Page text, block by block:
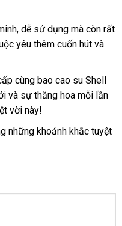
dễ sử dụng mà còn rất
yêu thêm cuốn hút và
cùng bao cao su Shell
và sự thăng hoa mỗi lần
vời này!
những khoảnh khắc tuyệt